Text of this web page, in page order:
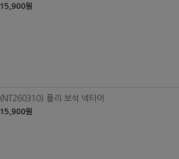
15,900원
(NT260310) 폴리 보석 넥타이
15,900원